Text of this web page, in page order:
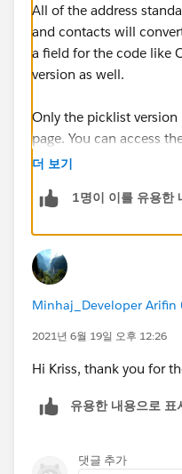
All of the address
and contacts will
a field for the code like
version as well.
Only the picklist
page. You can access
some of them already
Canada, USA, Mexico
rest If need it
더 보기
1명이 이를 유용한
Minhaj_Developer Arifin
2021년 6월 19일 오후 12:26
Hi Kriss, thank you for
유용한 내용으로 표
댓글 추가